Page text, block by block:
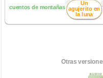
cuentos de montañas
Un
agujerito en
la luna
Otras